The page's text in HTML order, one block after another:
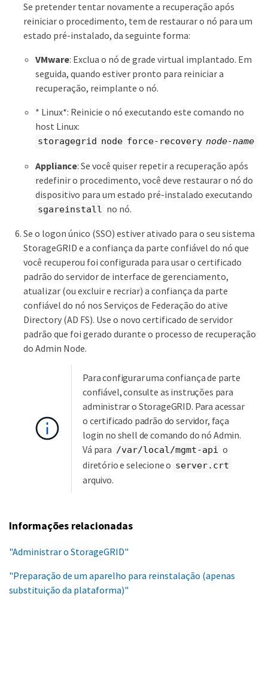
Se pretender tentar novamente a recuperação após
reiniciar o procedimento, tem de restaurar o nó para um
estado pré-instalado, da seguinte forma:
VMware: Exclua o nó de grade virtual implantado. Em
seguida, quando estiver pronto para reiniciar a
recuperação, reimplante o nó.
* Linux*: Reinicie o nó executando este comando no
host Linux:
storagegrid node force-recoverynode-name
Appliance: Se você quiser repetir a recuperação após
redefinir o procedimento, você deve restaurar o nó do
dispositivo para um estado pré-instalado executando
sgareinstall no nó.
Se o logon único (SSO) estiver ativado para o seu sistema
StorageGRID e a confiança da parte confiável do nó que
você recuperou foi configurada para usar o certificado
padrão do servidor de interface de gerenciamento,
atualizar (ou excluir e recriar) a confiança da parte
confiável do nó nos Serviços de Federação do ative
Directory (AD FS). Use o novo certificado de servidor
padrão que foi gerado durante o processo de recuperação
do Admin Node.
Para configurar uma confiança de parte
confiável, consulte as instruções para
administrar o StorageGRID. Para acessar
o certificado padrão do servidor, faça
login no shell de comando do nó Admin.
Vá para /var/local/mgmt-api o
diretório e selecione o server.crt
arquivo.
Informações relacionadas
"Administrar o StorageGRID"
"Preparação de um aparelho para reinstalação (apenas
substituição da plataforma)"